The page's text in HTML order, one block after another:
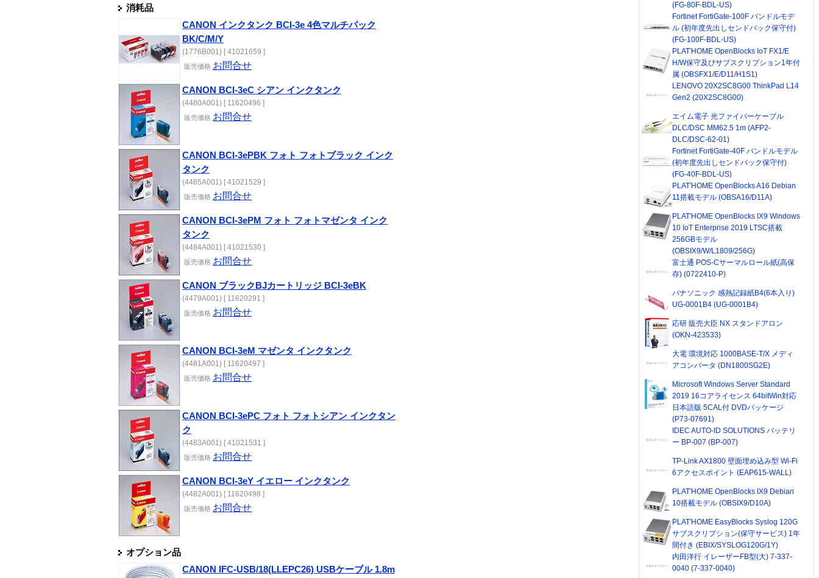
消耗品
CANON インクタンク BCI-3e 4色マルチパック
BK/C/M/Y
(1776B001) [ 41021659 ]
販売価格 お問合せ
CANON BCI-3eC シアン インクタンク
(4480A001) [ 11620496 ]
販売価格 お問合せ
CANON BCI-3ePBK フォト フォトブラック インク
タンク
(4485A001) [ 41021529 ]
販売価格 お問合せ
CANON BCI-3ePM フォト フォトマゼンタ インク
タンク
(4484A001) [ 41021530 ]
販売価格 お問合せ
CANON ブラックBJカートリッジ BCI-3eBK
(4479A001) [ 11620291 ]
販売価格 お問合せ
CANON BCI-3eM マゼンタ インクタンク
(4481A001) [ 11620497 ]
販売価格 お問合せ
CANON BCI-3ePC フォト フォトシアン インクタン
ク
(4483A001) [ 41021531 ]
販売価格 お問合せ
CANON BCI-3eY イエロー インクタンク
(4482A001) [ 11620498 ]
販売価格 お問合せ
オプション品
CANON IFC-USB/18(LLEPC26) USBケーブル 1.8m
(FG-80F-BDL-US)
Fortinet FortiGate-100F バンドルモデ
ル (初年度先出しセンドバック保守付)
(FG-100F-BDL-US)
PLAT'HOME OpenBlocks IoT FX1/E
H/W保守及びサブスクリプション1年付
属 (OBSFX1/E/D11/H1S1)
LENOVO 20X2SC8G00 ThinkPad L14
Gen2 (20X2SC8G00)
エイム電子 光ファイバーケーブル
DLC/DSC MM62.5 1m (AFP2-
DLC/DSC-62-01)
Fortinet FortiGate-40F バンドルモデル
(初年度先出しセンドバック保守付)
(FG-40F-BDL-US)
PLAT'HOME OpenBlocks A16 Debian
11搭載モデル (OBSA16/D11A)
PLAT'HOME OpenBlocks IX9 Windows
10 IoT Enterprise 2019 LTSC搭載
256GBモデル
(OBSIX9/W/L1809/256G)
富士通 POS-Cサーマルロール紙(高保
存) (0722410-P)
パナソニック 感熱記録紙B4(6本入り)
UG-0001B4 (UG-0001B4)
応研 販売大臣 NX スタンドアロン
(OKN-423533)
大電 環境対応 1000BASE-T/X メディ
アコンバータ (DN1800SG2E)
Microsoft Windows Server Standard
2019 16コアライセンス 64bitWin対応
日本語版 5CAL付 DVDパッケージ
(P73-07691)
IDEC AUTO-ID SOLUTIONS バッテリ
ー BP-007 (BP-007)
TP-Link AX1800 壁面埋め込み型 Wi-Fi
6アクセスポイント (EAP615-WALL)
PLAT'HOME OpenBlocks IX9 Debian
10搭載モデル (OBSIX9/D10A)
PLAT'HOME EasyBlocks Syslog 120G
サブスクリプション(保守サービス) 1年
間付き (EBIX/SYSLOG120G/1Y)
内田洋行 イレーザーFB型(大) 7-337-
0040 (7-337-0040)